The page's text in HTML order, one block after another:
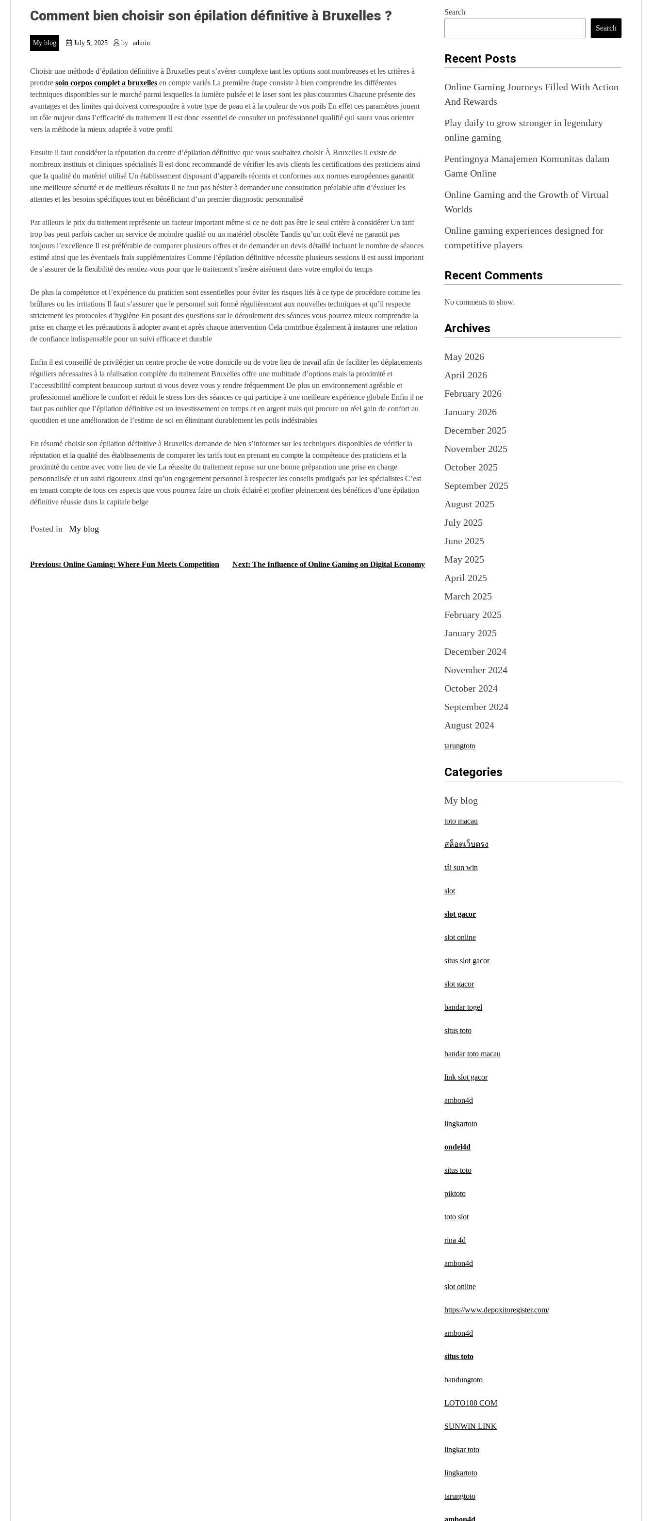
Comment bien choisir son épilation définitive à Bruxelles ?
My blog July 5, 2025 by admin
Choisir une méthode d’épilation définitive à Bruxelles peut s’avérer complexe tant les options sont nombreuses et les critères à
prendre soin corpos complet a bruxelles en compte variés La première étape consiste à bien comprendre les différentes
techniques disponibles sur le marché parmi lesquelles la lumière pulsée et le laser sont les plus courantes Chacune présente des
avantages et des limites qui doivent correspondre à votre type de peau et à la couleur de vos poils En effet ces paramètres jouent
un rôle majeur dans l’efficacité du traitement Il est donc essentiel de consulter un professionnel qualifié qui saura vous orienter
vers la méthode la mieux adaptée à votre profil
Ensuite il faut considérer la réputation du centre d’épilation définitive que vous souhaitez choisir À Bruxelles il existe de
nombreux instituts et cliniques spécialisés Il est donc recommandé de vérifier les avis clients les certifications des praticiens ainsi
que la qualité du matériel utilisé Un établissement disposant d’appareils récents et conformes aux normes européennes garantit
une meilleure sécurité et de meilleurs résultats Il ne faut pas hésiter à demander une consultation préalable afin d’évaluer les
attentes et les besoins spécifiques tout en bénéficiant d’un premier diagnostic personnalisé
Par ailleurs le prix du traitement représente un facteur important même si ce ne doit pas être le seul critère à considérer Un tarif
trop bas peut parfois cacher un service de moindre qualité ou un matériel obsolète Tandis qu’un coût élevé ne garantit pas
toujours l’excellence Il est préférable de comparer plusieurs offres et de demander un devis détaillé incluant le nombre de séances
estimé ainsi que les éventuels frais supplémentaires Comme l’épilation définitive nécessite plusieurs sessions il est aussi important
de s’assurer de la flexibilité des rendez-vous pour que le traitement s’insère aisément dans votre emploi du temps
De plus la compétence et l’expérience du praticien sont essentielles pour éviter les risques liés à ce type de procédure comme les
brûlures ou les irritations Il faut s’assurer que le personnel soit formé régulièrement aux nouvelles techniques et qu’il respecte
strictement les protocoles d’hygiène En posant des questions sur le déroulement des séances vous pourrez mieux comprendre la
prise en charge et les précautions à adopter avant et après chaque intervention Cela contribue également à instaurer une relation
de confiance indispensable pour un suivi efficace et durable
Enfin il est conseillé de privilégier un centre proche de votre domicile ou de votre lieu de travail afin de faciliter les déplacements
réguliers nécessaires à la réalisation complète du traitement Bruxelles offre une multitude d’options mais la proximité et
l’accessibilité comptent beaucoup surtout si vous devez vous y rendre fréquemment De plus un environnement agréable et
professionnel améliore le confort et réduit le stress lors des séances ce qui participe à une meilleure expérience globale Enfin il ne
faut pas oublier que l’épilation définitive est un investissement en temps et en argent mais qui procure un réel gain de confort au
quotidien et une amélioration de l’estime de soi en éliminant durablement les poils indésirables
En résumé choisir son épilation définitive à Bruxelles demande de bien s’informer sur les techniques disponibles de vérifier la
réputation et la qualité des établissements de comparer les tarifs tout en prenant en compte la compétence des praticiens et la
proximité du centre avec votre lieu de vie La réussite du traitement repose sur une bonne préparation une prise en charge
personnalisée et un suivi rigoureux ainsi qu’un engagement personnel à respecter les conseils prodigués par les spécialistes C’est
en tenant compte de tous ces aspects que vous pourrez faire un choix éclairé et profiter pleinement des bénéfices d’une épilation
définitive réussie dans la capitale belge
Posted in My blog
P
Previous: Online Gaming: Where Fun Meets Competition Next: The Influence of Online Gaming on Digital Economy
Search
Search
Recent Posts
Online Gaming Journeys Filled With Action
And Rewards
Play daily to grow stronger in legendary
online gaming
Pentingnya Manajemen Komunitas dalam
Game Online
Online Gaming and the Growth of Virtual
Worlds
Online gaming experiences designed for
competitive players
Recent Comments
No comments to show.
Archives
May 2026
April 2026
February 2026
January 2026
December 2025
November 2025
October 2025
September 2025
August 2025
July 2025
June 2025
May 2025
April 2025
March 2025
February 2025
January 2025
December 2024
November 2024
October 2024
September 2024
August 2024
tarungtoto
Categories
My blog
toto macau
สล็อตเว็บตรง
tải sun win
slot
slot gacor
slot online
situs slot gacor
slot gacor
bandar togel
situs toto
bandar toto macau
link slot gacor
ambon4d
lingkartoto
ondel4d
situs toto
piktoto
toto slot
rina 4d
ambon4d
slot online
https://www.depoxitoregister.com/
ambon4d
situs toto
bandungtoto
LOTO188 COM
SUNWIN LINK
lingkar toto
lingkartoto
tarungtoto
ambon4d